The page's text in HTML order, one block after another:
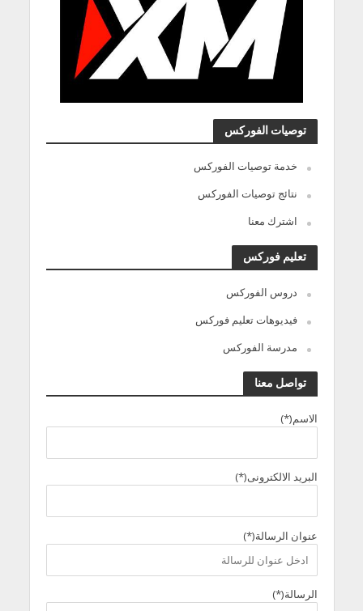
توصيات الفوركس
خدمة توصيات الفوركس
نتائج توصيات الفوركس
اشترك معنا
تعليم فوركس
دروس الفوركس
فيديوهات تعليم فوركس
مدرسة الفوركس
تواصل معنا
الاسم(*)
البريد الالكترونى(*)
عنوان الرسالة(*)
الرسالة(*)